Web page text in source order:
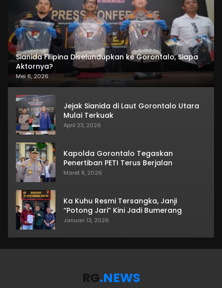
Sianida Filipina Diselundupkan ke Gorontalo, Siapa
Aktornya?
Mei 6, 2026
Jejak Sianida di Laut Gorontalo Utara
Mulai Terkuak
April 23, 2026
Kapolda Gorontalo Tegaskan
Penertiban PETI Terus Berjalan
Maret 8, 2026
Ka Kuhu Resmi Tersangka, Janji
“Potong Jari” Kini Jadi Bumerang
Januari 13, 2026
RG.NEWS